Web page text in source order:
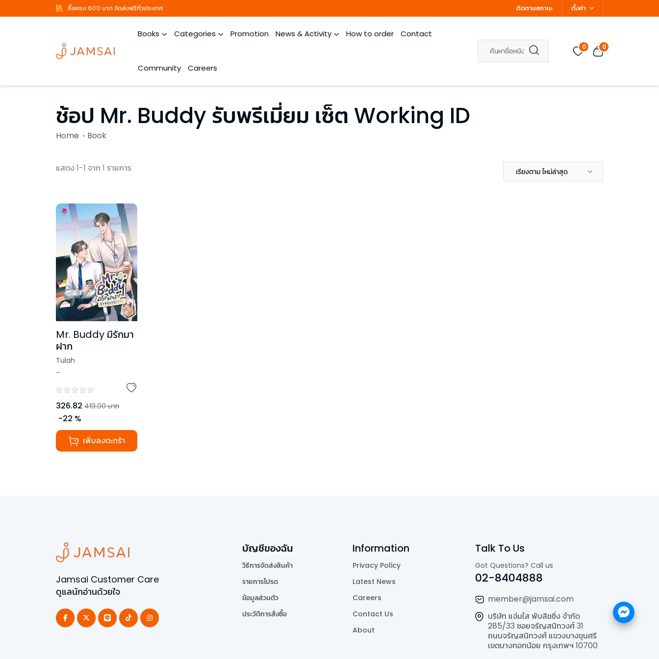
ซื้อครบ 600 บาท จัดส่งฟรีทั่วประเทศ ติดตามสถานะ ตั้งค่า
Books Categories Promotion News & Activity How to order Contact
Community Careers
0 0
ช้อป Mr. Buddy รับพรีเมี่ยม เซ็ต Working ID
Home Book
แสดง 1-1 จาก 1 รายการ เรียงตาม ใหม่ล่าสุด
Mr. Buddy มีรักมา
ฝาก
Tulah
-
326.82 419.00 บาท
-22 %
เพิ่มลงตะกร้า
Jamsai Customer Care
ดูแลนักอ่านด้วยใจ
บัญชีของฉัน
วิธีการจัดส่งสินค้า
รายการโปรด
ข้อมูลส่วนตัว
ประวัติการสั่งซื้อ
Information
Privacy Policy
Latest News
Careers
Contact Us
About
Talk To Us
Got Questions? Call us
02-8404888
member@jamsai.com
บริษัท แจ่มใส พับลิชชิ่ง จำกัด
285/33 ซอยจรัญสนิทวงศ์ 31
ถนนจรัญสนิทวงศ์ แขวงบางขุนศรี
เขตบางกอกน้อย กรุงเทพฯ 10700